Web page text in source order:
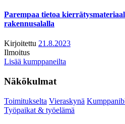
Parempaa tietoa
rakennusalalla
Kirjoitettu 21.8.2023
Ilmoitus
Lisää kumppaneilta
Näkökulmat
Toimitukselta Vieraskynä
Työpaikat & työelämä